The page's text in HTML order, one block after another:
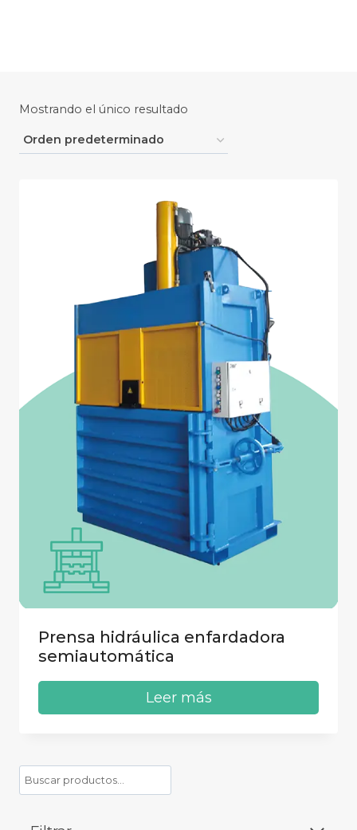
Mostrando el único resultado
Prensa hidráulica enfardadora
semiautomática
Leer más
Buscar